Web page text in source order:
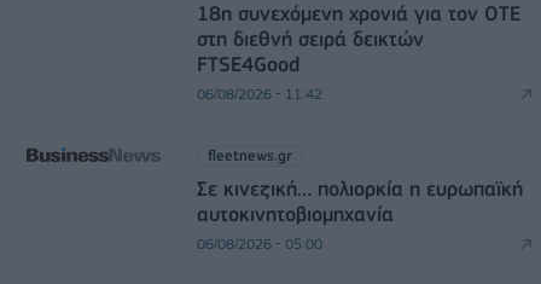
18η συνεχόμενη χρονιά για τον ΟΤΕ
στη διεθνή σειρά δεικτών
FTSE4Good
06/08/2026 - 11:42
fleetnews.gr
Σε κινεζική… πολιορκία η ευρωπαϊκή
αυτοκινητοβιομηχανία
06/08/2026 - 05:00